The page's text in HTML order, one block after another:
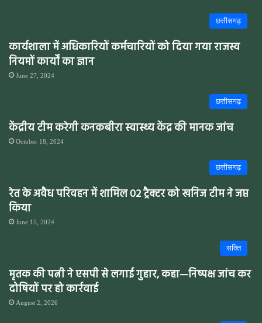
छत्तीसगढ़
कार्यशाला में अधिकारियों कर्मचारियों को दिया गया राजस्व
नियमों कार्यों का ज्ञान
June 27, 2024
छत्तीसगढ़
केंद्रीय टीम करेगी कनकबीरा स्वास्थ्य केंद्र की मानक जांच
October 18, 2024
छत्तीसगढ़
रेत के अवैध परिवहन में शामिल 02 ट्रैक्टर को खनिज टीम ने जप्त
किया
June 15, 2024
सक्ति
मृतक की पत्नी ने एसपी से लगाई गुहार, कहा—निष्पक्ष जांच कर
दोषियों पर हो कार्रवाई
August 2, 2026